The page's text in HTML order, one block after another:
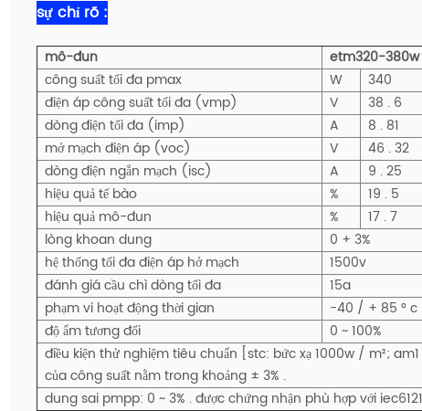
sự chỉ rõ :
mô-đun
etm320-
công suất tối đa pmax
W 340
điện áp công suất tối đa (vmp)
V 38 . 6
dòng điện tối đa (imp)
A 8 . 81
mở mạch điện áp (voc)
V 46 . 32
dòng điện ngắn mạch (isc)
A 9 . 25
hiệu quả tế bào
% 19 . 5
hiệu quả mô-đun
% 17 . 7
lòng khoan dung
0 + 3%
hệ thống tối đa điện áp hở mạch
1500v
đánh giá cầu chì dòng tối đa
15a
phạm vi hoạt động thời gian
-40 / + 85 ° c
độ ẩm tương đối
0 ~ 100%
điều kiện thử nghiệm tiêu chuẩn [stc: bức xạ 1000w / m²;
của công suất nằm trong khoảng ± 3% .
dung sai pmpp: 0 ~ 3% . được chứng nhận phù hợp với